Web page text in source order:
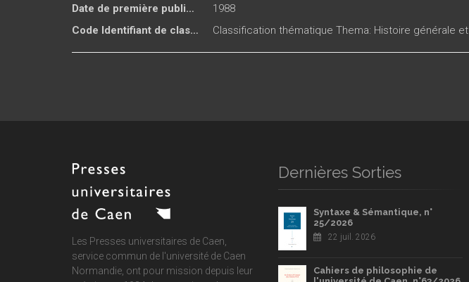
Date de première publication du titre
1988
Code Identifiant de classement sujet
Classification thématique Thema: Histoire générale
Les Presses universitaires de Caen,
service commun de l'université de Caen
Normandie , ont pour mission depuis leur
Dernières Sorties
Syntaxe & Sémantique, n°
25/2026
22 juil. 2026
Cahiers de philosophie de